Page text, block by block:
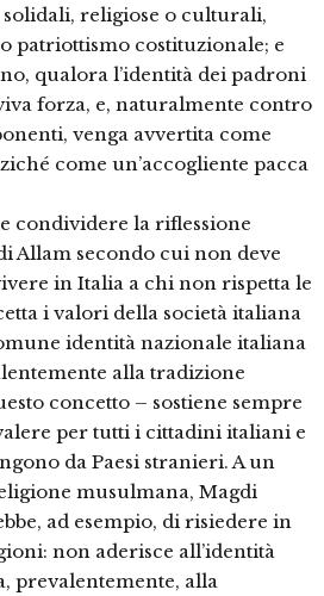
religiose o culturali,
patriottismo costituzionale; e
qualora l’identità dei padroni
forza, e, naturalmente contro
venga avvertita come
come un’accogliente pacca
condividere la riflessione
Allam secondo cui non deve
in Italia a chi non rispetta le
i valori della società italiana
identità nazionale italiana
alla tradizione
concetto – sostiene sempre
per tutti i cittadini italiani e
da Paesi stranieri. A un
musulmana, Magdi
ad esempio, di risiedere in
non aderisce all’identità
prevalentemente, alla